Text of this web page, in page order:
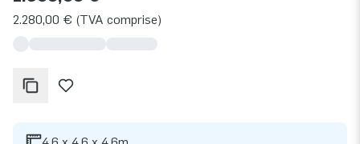
2.280,00 € (TVA comprise)